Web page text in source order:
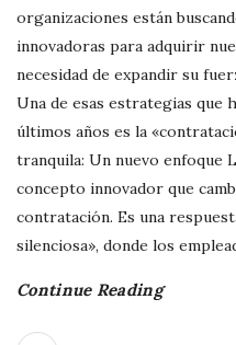
organizaciones están
innovadoras para adquirir
necesidad de expandir su
Una de esas estrategias que
últimos años es la
tranquila: Un nuevo enfoque
concepto innovador que
contratación. Es una
silenciosa», donde los
Continue Reading